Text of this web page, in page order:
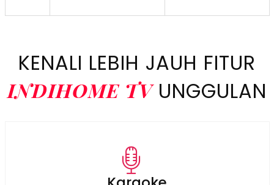
KENALI LEBIH JAUH FITUR
INDIHOME TVUNGGULAN